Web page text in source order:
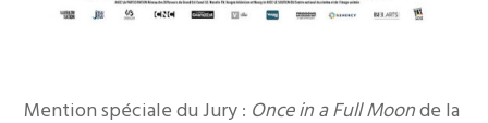
Mention spéciale du Jury : Once in a Full Moonde la